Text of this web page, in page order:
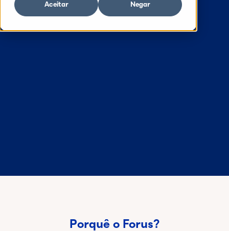
Aceitar Negar
Porquê o Forus?